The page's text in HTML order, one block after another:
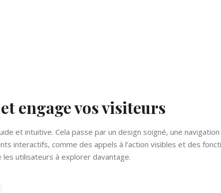
engage vos visiteurs
et intuitive. Cela passe par un design soigné, une
interactifs, comme des appels à l’action visibles et des
utilisateurs à explorer davantage.